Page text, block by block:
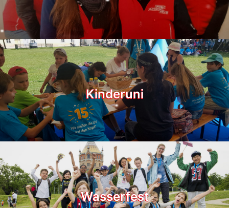
Kinderuni
Wasserfest